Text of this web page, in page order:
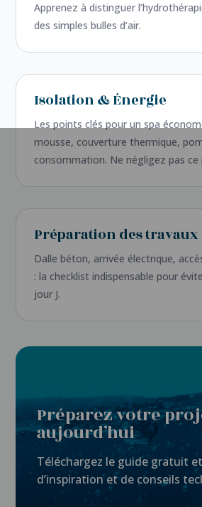
Apprenez à distinguer
des simples bulles d’air.
Isolation & Énergie
Les points clés pour un spa
mousse, couverture thermique,
consommation. Ne négligez pas ce
Préparation des travaux
Dalle béton, arrivée électrique,
: la checklist indispensable pour
jour J.
Préparez votre
aujourd’hui
Téléchargez le guide gratuit
d’inspiration et de conseils